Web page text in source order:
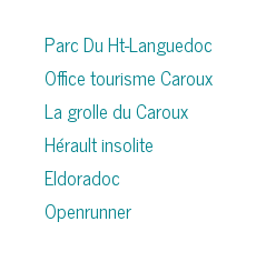
Parc Du Ht-Languedoc
Office tourisme Caroux
La grolle du Caroux
Hérault insolite
Eldoradoc
Openrunner